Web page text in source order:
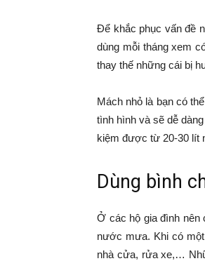
Để khắc phục vấn đề
dùng mỗi tháng xem
thay thế những cái bị
Mách nhỏ là bạn có
tình hình và sẽ dễ
kiệm được từ 20-30 lít
Dùng bình
Ở các hộ gia đình
nước mưa. Khi có
nhà cửa, rửa xe,…